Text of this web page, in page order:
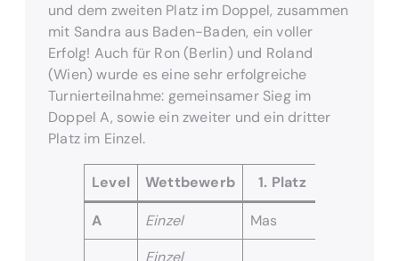
und dem zweiten Platz im Doppel, zusammen
mit Sandra aus Baden-Baden, ein voller
Erfolg! Auch für Ron (Berlin) und Roland
(Wien) wurde es eine sehr erfolgreiche
Turnierteilnahme: gemeinsamer Sieg im
Doppel A, sowie ein zweiter und ein dritter
Platz im Einzel.
Level Wettbewerb 1. Platz
A Einzel Mas
Einzel